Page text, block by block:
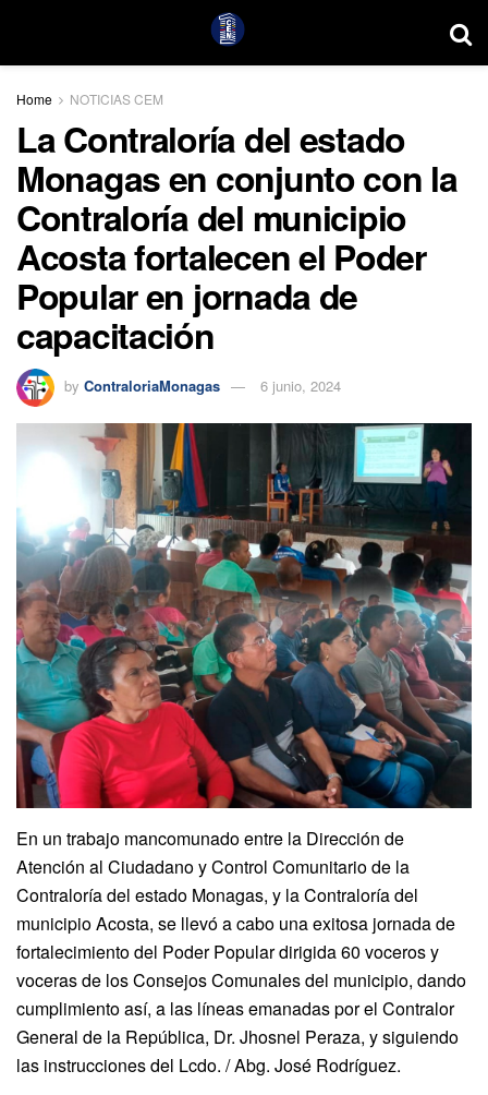
Home NOTICIAS CEM
La Contraloría del estado
Monagas en conjunto con la
Contraloría del municipio
Acosta fortalecen el Poder
Popular en jornada de
capacitación
by ContraloriaMonagas 6 junio, 2024
En un trabajo mancomunado entre la Dirección de
Atención al Ciudadano y Control Comunitario de la
Contraloría del estado Monagas, y la Contraloría del
municipio Acosta, se llevó a cabo una exitosa jornada de
fortalecimiento del Poder Popular dirigida 60 voceros y
voceras de los Consejos Comunales del municipio, dando
cumplimiento así, a las líneas emanadas por el Contralor
General de la República, Dr. Jhosnel Peraza, y siguiendo
las instrucciones del Lcdo. / Abg. José Rodríguez.